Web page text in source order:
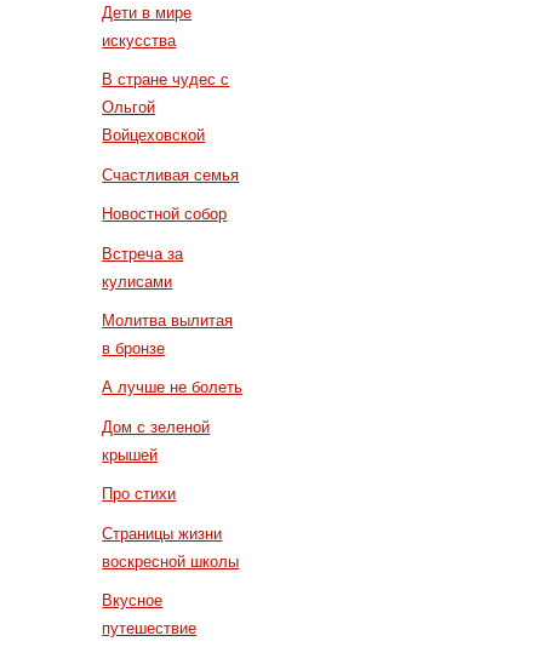
Дети в мире
искусства
В стране чудес с
Ольгой
Войцеховской
Счастливая семья
Новостной собор
Встреча за
кулисами
Молитва вылитая
в бронзе
А лучше не болеть
Дом с зеленой
крышей
Про стихи
Страницы жизни
воскресной школы
Вкусное
путешествие